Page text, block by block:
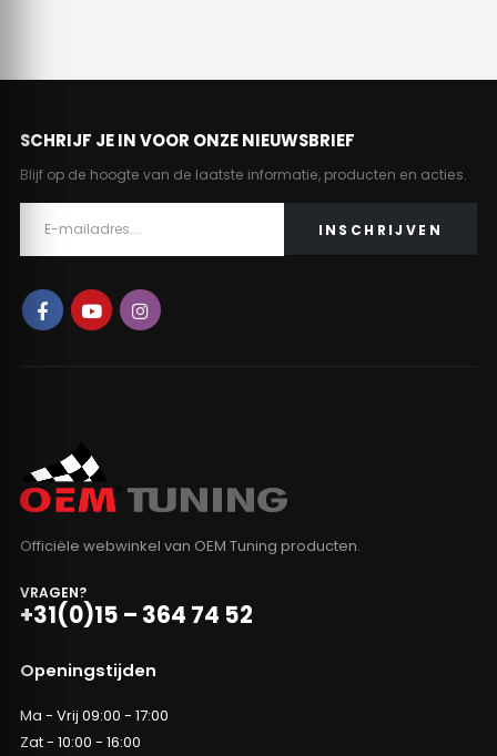
SCHRIJF JE IN VOOR ONZE NIEUWSBRIEF
Blijf op de hoogte van de laatste informatie, producten en acties.
Officiële webwinkel van OEM Tuning producten.
VRAGEN?
+31(0)15 – 364 74 52
Openingstijden
Ma - Vrij 09:00 - 17:00
Zat - 10:00 - 16:00